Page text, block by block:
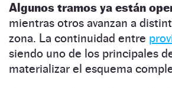
Algunos tramos ya están
mientras otros avanzan a
zona. La continuidad entre
siendo uno de los principales
materializar el esquema